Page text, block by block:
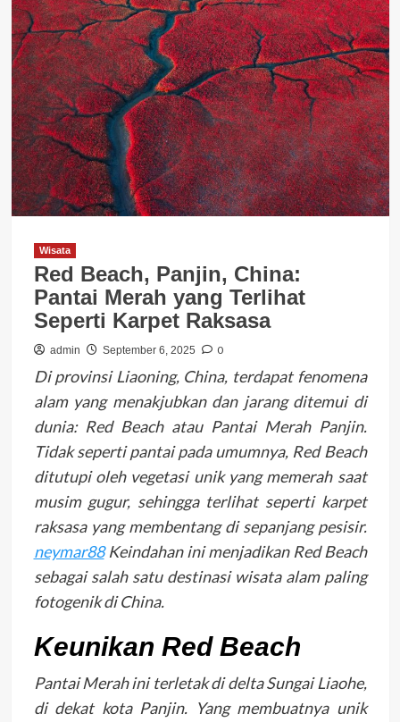
Wisata
Red Beach, Panjin, China:
Pantai Merah yang Terlihat
Seperti Karpet Raksasa
admin September 6, 2025 0
Di provinsi Liaoning, China, terdapat fenomena
alam yang menakjubkan dan jarang ditemui di
dunia: Red Beach atau Pantai Merah Panjin.
Tidak seperti pantai pada umumnya, Red Beach
ditutupi oleh vegetasi unik yang memerah saat
musim gugur, sehingga terlihat seperti karpet
raksasa yang membentang di sepanjang pesisir.
neymar88Keindahan ini menjadikan Red Beach
sebagai salah satu destinasi wisata alam paling
fotogenik di China.
Keunikan Red Beach
Pantai Merah ini terletak di delta Sungai Liaohe,
di dekat kota Panjin. Yang membuatnya unik